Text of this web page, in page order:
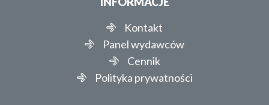
Kontakt
Panel wydawców
Cennik
Polityka prywatności